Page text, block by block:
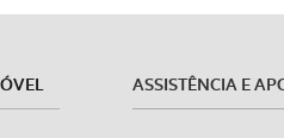
ASSISTÊNCIA E